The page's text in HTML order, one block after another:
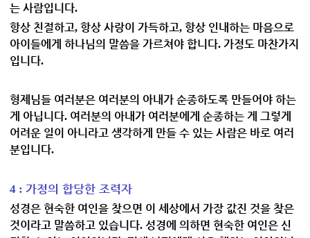
는 사람입니다.
항상 친절하고, 항상 사랑이 가득하고, 항상 인내하는 마음으로
아이들에게 하나님의 말씀을 가르쳐야 합니다. 가정도 마찬가지
입니다.
형제님들 여러분은 여러분의 아내가 순종하도록 만들어야 하는
게 아닙니다. 여러분의 아내가 여러분에게 순종하는 게 그렇게
어려운 일이 아니라고 생각하게 만들 수 있는 사람은 바로 여러
분입니다.
4 : 가정의 합당한 조력자
성경은 현숙한 여인을 찾으면 이 세상에서 가장 값진 것을 찾은
것이라고 말씀하고 있습니다. 성경에 의하면 현숙한 여인은 신